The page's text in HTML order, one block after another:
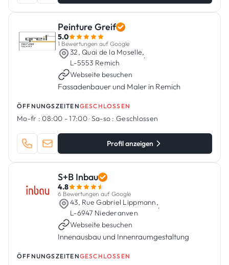
Peinture Greif
5.0
1 Bewertungen auf Google
32, Quai de la Moselle,
L-5553 Remich
·
Webseite besuchen
Fassadenbauer und Maler in Remich
ÖFFNUNGSZEITENGESCHLOSSEN
Mo-fr : 08:00 - 17:00·Sa-so : Geschlossen
Profil anzeigen
S+B Inbau
4.8
6 Bewertungen auf Google
43, Rue Gabriel Lippmann,
L-6947 Niederanven
·
Webseite besuchen
Innenausbau und Innenraumgestaltung
ÖFFNUNGSZEITENGESCHLOSSEN